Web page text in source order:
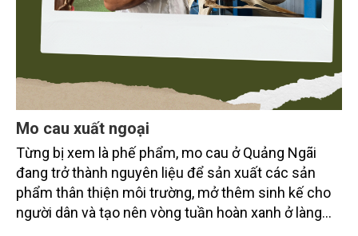
Mo cau xuất ngoại
Từng bị xem là phế phẩm, mo cau ở Quảng Ngãi
đang trở thành nguyên liệu để sản xuất các sản
phẩm thân thiện môi trường, mở thêm sinh kế cho
người dân và tạo nên vòng tuần hoàn xanh ở làng